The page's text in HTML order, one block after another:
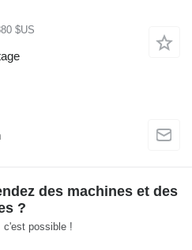
$US
des machines et des
?
c'est possible !